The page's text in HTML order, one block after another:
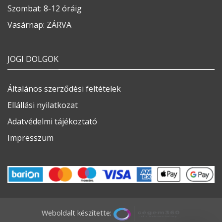
Szombat: 8-12 óráig
Vasárnap: ZÁRVA
JOGI DOLGOK
Általános szerződési feltételek
Ellállási nyilatkozat
Adatvédelmi tájékoztató
Impresszum
Weboldalt készítette: